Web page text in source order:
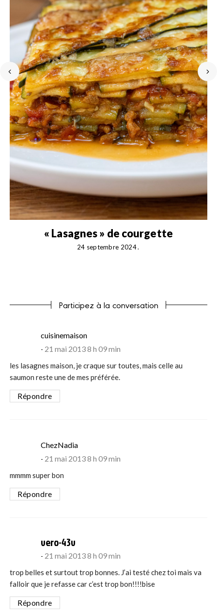
« Lasagnes » de courgette
24 septembre 2024
Participez à la conversation
cuisinemaisonsays:
21 mai 2013 8 h 09 min
les lasagnes maison, je craque sur toutes, mais celle au
saumon reste une de mes préférée.
Répondre
ChezNadiasays:
21 mai 2013 8 h 09 min
mmmm super bon
Répondre
vero-43v
21 mai 2013 8 h 09 min
trop belles et surtout trop bonnes. J’ai testé chez toi mais va
falloir que je refasse car c’est trop bon!!!!bise
Répondre